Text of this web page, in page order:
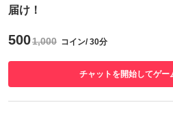
届け！
5001,000 コイン/ 30分
チャットを開始してゲー